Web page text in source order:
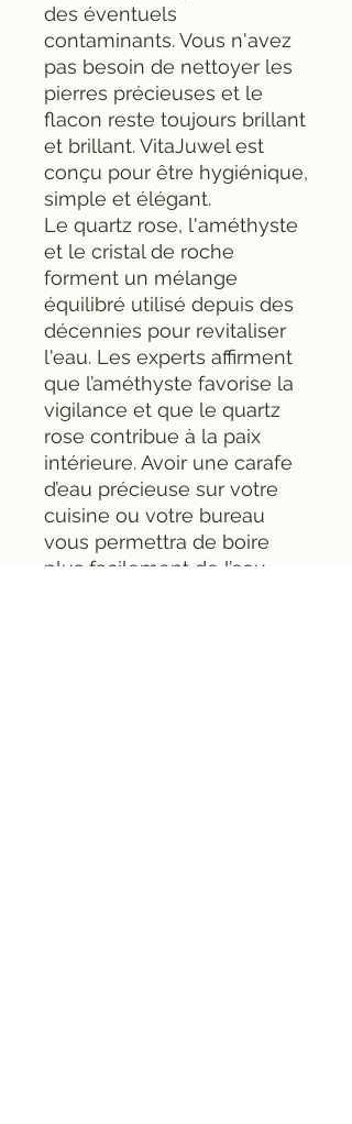
des éventuels
contaminants. Vous n'avez
pas besoin de nettoyer les
pierres précieuses et le
flacon reste toujours brillant
et brillant. VitaJuwel est
conçu pour être hygiénique,
simple et élégant.
Le quartz rose, l'améthyste
et le cristal de roche
forment un mélange
équilibré utilisé depuis des
décennies pour revitaliser
l'eau. Les experts affirment
que l’améthyste favorise la
vigilance et que le quartz
rose contribue à la paix
intérieure. Avoir une carafe
d’eau précieuse sur votre
cuisine ou votre bureau
vous permettra de boire
plus facilement de l’eau